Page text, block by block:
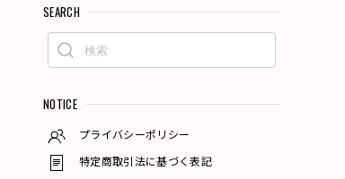
SEARCH
NOTICE
プライバシーポリシー
特定商取引法に基づく表記